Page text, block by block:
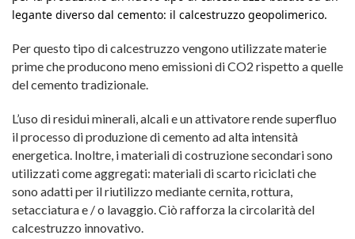
legante diverso dal cemento: il calcestruzzo geopolimerico.
Per questo tipo di calcestruzzo vengono utilizzate materie
prime che producono meno emissioni di CO2 rispetto a quelle
del cemento tradizionale.
L’uso di residui minerali, alcali e un attivatore rende superfluo
il processo di produzione di cemento ad alta intensità
energetica. Inoltre, i materiali di costruzione secondari sono
utilizzati come aggregati: materiali di scarto riciclati che
sono adatti per il riutilizzo mediante cernita, rottura,
setacciatura e / o lavaggio. Ciò rafforza la circolarità del
calcestruzzo innovativo.